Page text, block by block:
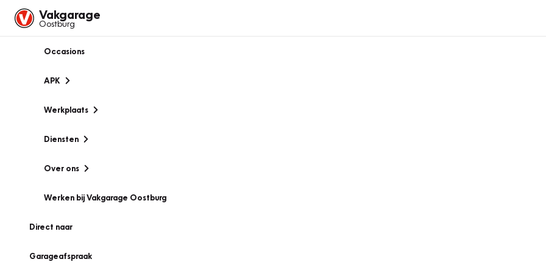
Vakgarage
Oostburg
Occasions
APK
Werkplaats
Diensten
Over ons
Werken bij Vakgarage Oostburg
Direct naar
Garageafspraak